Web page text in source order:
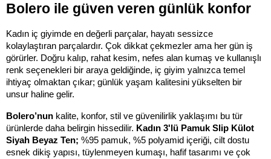
Bolero ile güven veren günlük konfor
Kadın iç giyimde en değerli parçalar, hayatı sessizce
kolaylaştıran parçalardır. Çok dikkat çekmezler ama her gün iş
görürler. Doğru kalıp, rahat kesim, nefes alan kumaş ve kullanışlı
renk seçenekleri bir araya geldiğinde, iç giyim yalnızca temel
ihtiyaç olmaktan çıkar; günlük yaşam kalitesini yükselten bir
unsur haline gelir.
Bolero’nun kalite, konfor, stil ve güvenilirlik yaklaşımı bu tür
ürünlerde daha belirgin hissedilir. Kadın 3'lü Pamuk Slip Külot
Siyah Beyaz Ten; %95 pamuk, %5 polyamid içeriği, cilt dostu
esnek dikiş yapısı, tüylenmeyen kumaşı, hafif tasarımı ve çok